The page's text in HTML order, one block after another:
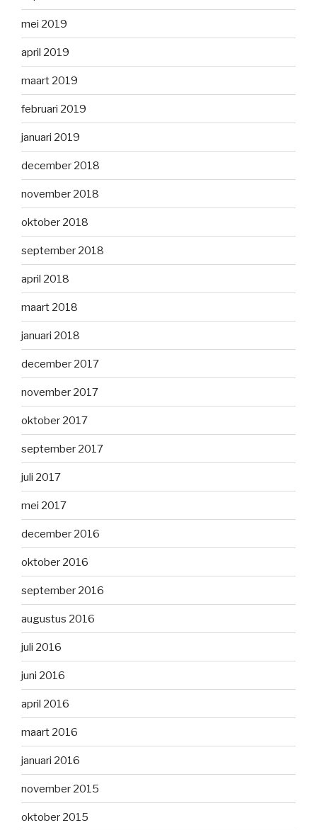
mei 2019
april 2019
maart 2019
februari 2019
januari 2019
december 2018
november 2018
oktober 2018
september 2018
april 2018
maart 2018
januari 2018
december 2017
november 2017
oktober 2017
september 2017
juli 2017
mei 2017
december 2016
oktober 2016
september 2016
augustus 2016
juli 2016
juni 2016
april 2016
maart 2016
januari 2016
november 2015
oktober 2015